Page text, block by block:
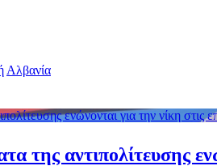
Αλβανία
ενώνονται για την νίκη στις
της αντιπολίτευσης